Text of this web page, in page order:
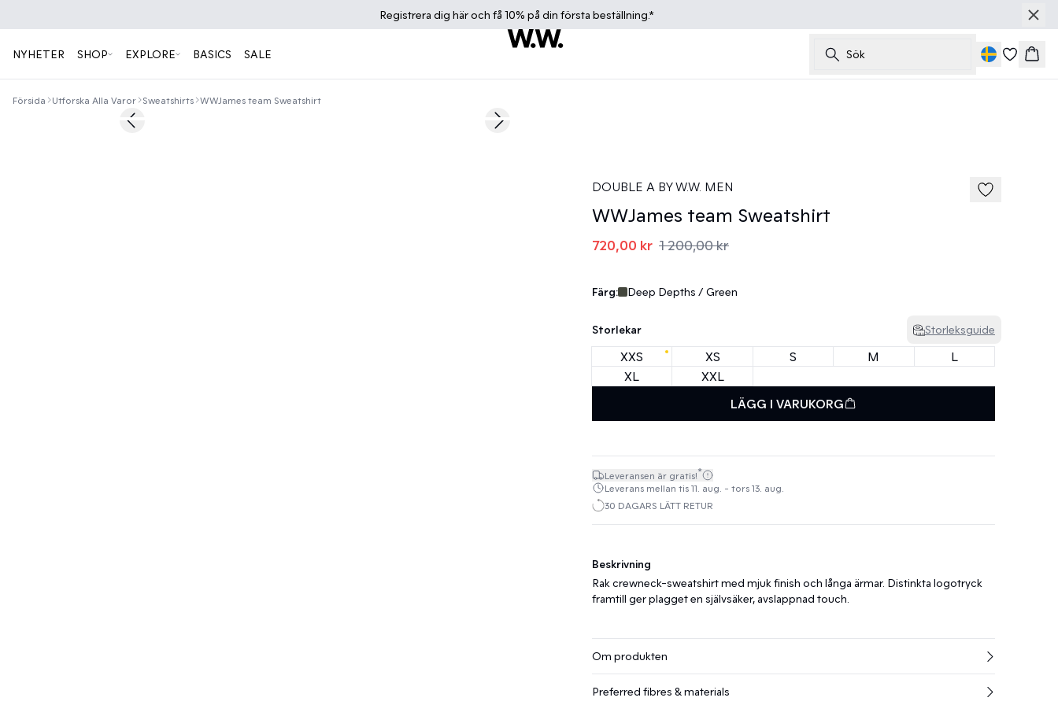
Registrera dig häroch få 10% på din första beställning.*
NYHETER SHOP EXPLORE BASICS SALE Sök Korg
Försida Utforska Alla Varor Sweatshirts WWJames team Sweatshirt
40%Previous slide Next slide
DOUBLE A BY W.W. MEN
WWJames team Sweatshirt
720,00 kr 1 200,00 kr
Färg: Deep Depths / Green
Storlekar Storleksguide
XXS XS S M
L
XL
XXL
LÄGG I VARUKORG
Leveransen är gratis!*
Leverans mellan tis 11. aug. - tors 13. aug.
30 DAGARS LÄTT RETUR
Beskrivning
Rak crewneck-sweatshirt med mjuk finish och långa ärmar. Distinkta logotryck
framtill ger plagget en självsäker, avslappnad touch.
Om produkten
Preferred fibres & materials